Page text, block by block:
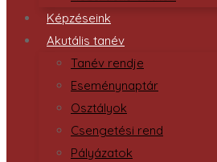
Képzéseink
Akutális tanév
Tanév rendje
Eseménynaptár
Osztályok
Csengetési rend
Pályázatok